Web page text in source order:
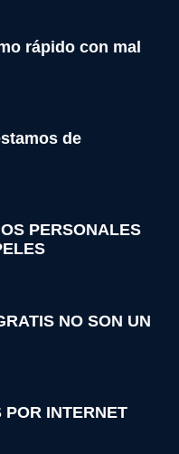
rápido con mal
de
PERSONALES
NO SON UN
POR INTERNET